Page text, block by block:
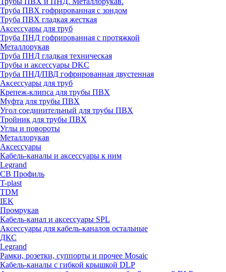
Труба ПВХ гофрированная с зондом
Труба ПВХ гладкая жесткая
Аксессуары для труб
Труба ПНД гофрированная с протяжкой
Металлорукав
Труба ПНД гладкая техническая
Трубы и аксессуары DKC
Труба ПНД/ПВД гофрированная двустенная
Аксессуары для труб
Крепеж-клипса для трубы ПВХ
Муфта для трубы ПВХ
Угол соединительный для трубы ПВХ
Тройник для трубы ПВХ
Углы и повороты
Металлорукав
Аксессуары
Кабель-каналы и аксессуары к ним
Legrand
СВ Профиль
T-plast
TDM
IEK
Промрукав
Кабель-канал и аксессуары SPL
Аксессуары для кабель-каналов остальные
ДКС
Legrand
Рамки, розетки, суппорты и прочее Mosaic
Кабель-каналы с гибкой крышкой DLP